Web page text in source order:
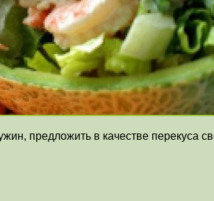
предложить в качестве перекуса